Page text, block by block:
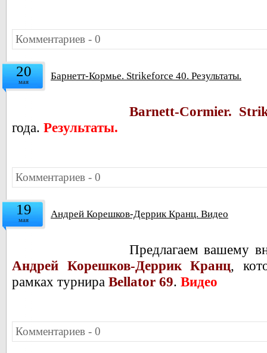
Комментариев - 0
20
мая Барнетт-Кормье. Strikeforce 40. Результаты.
Barnett-Cormier.
года. Результаты.
Комментариев - 0
19
мая Андрей Корешков-Деррик Кранц. Видео
Предлагаем вашему
Андрей Корешков-Деррик Кранц,
рамках турнира Bellator 69. Видео
Комментариев - 0